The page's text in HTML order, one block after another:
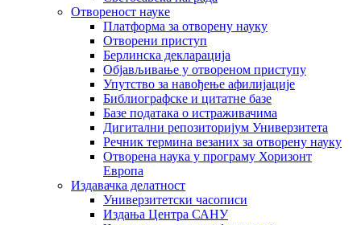
Отвореност науке
Платформа за отворену науку
Отворени приступ
Берлинска декларација
Објављивање у отвореном приступу
Упутство за навођење афилијације
Библиографске и цитатне базе
Базе података о истраживачима
Дигитални репозиторијум Универзитета
Рeчник термина везаних за отворену науку
Отворена наука у програму Хоризонт
Европа
Издавачка делатност
Универзитетски часописи
Издања Центра САНУ